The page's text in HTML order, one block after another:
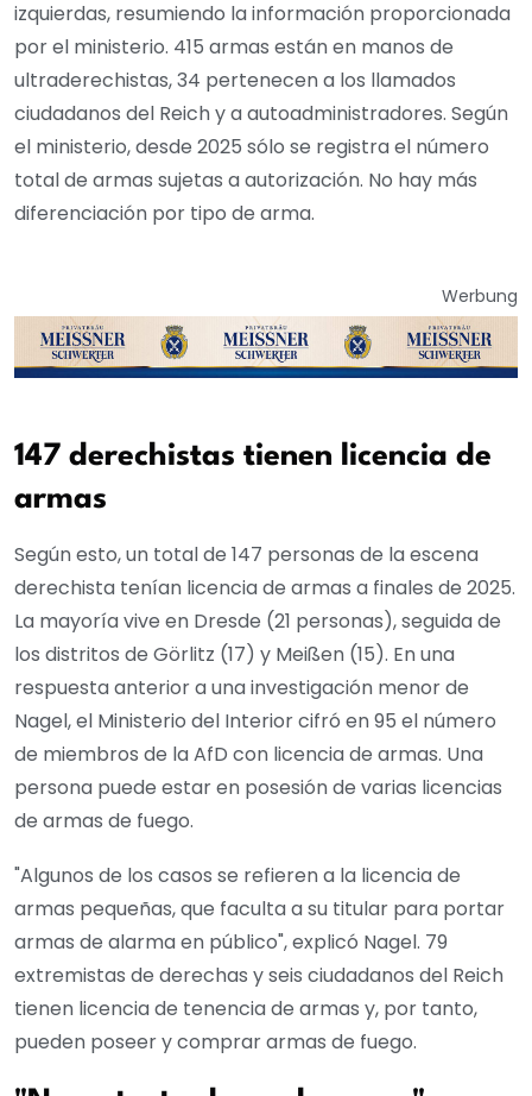
izquierdas, resumiendo la información proporcionada
por el ministerio. 415 armas están en manos de
ultraderechistas, 34 pertenecen a los llamados
ciudadanos del Reich y a autoadministradores. Según
el ministerio, desde 2025 sólo se registra el número
total de armas sujetas a autorización. No hay más
diferenciación por tipo de arma.
Werbung
147 derechistas tienen licencia de
armas
Según esto, un total de 147 personas de la escena
derechista tenían licencia de armas a finales de 2025.
La mayoría vive en Dresde (21 personas), seguida de
los distritos de Görlitz (17) y Meißen (15). En una
respuesta anterior a una investigación menor de
Nagel, el Ministerio del Interior cifró en 95 el número
de miembros de la AfD con licencia de armas. Una
persona puede estar en posesión de varias licencias
de armas de fuego.
"Algunos de los casos se refieren a la licencia de
armas pequeñas, que faculta a su titular para portar
armas de alarma en público", explicó Nagel. 79
extremistas de derechas y seis ciudadanos del Reich
tienen licencia de tenencia de armas y, por tanto,
pueden poseer y comprar armas de fuego.